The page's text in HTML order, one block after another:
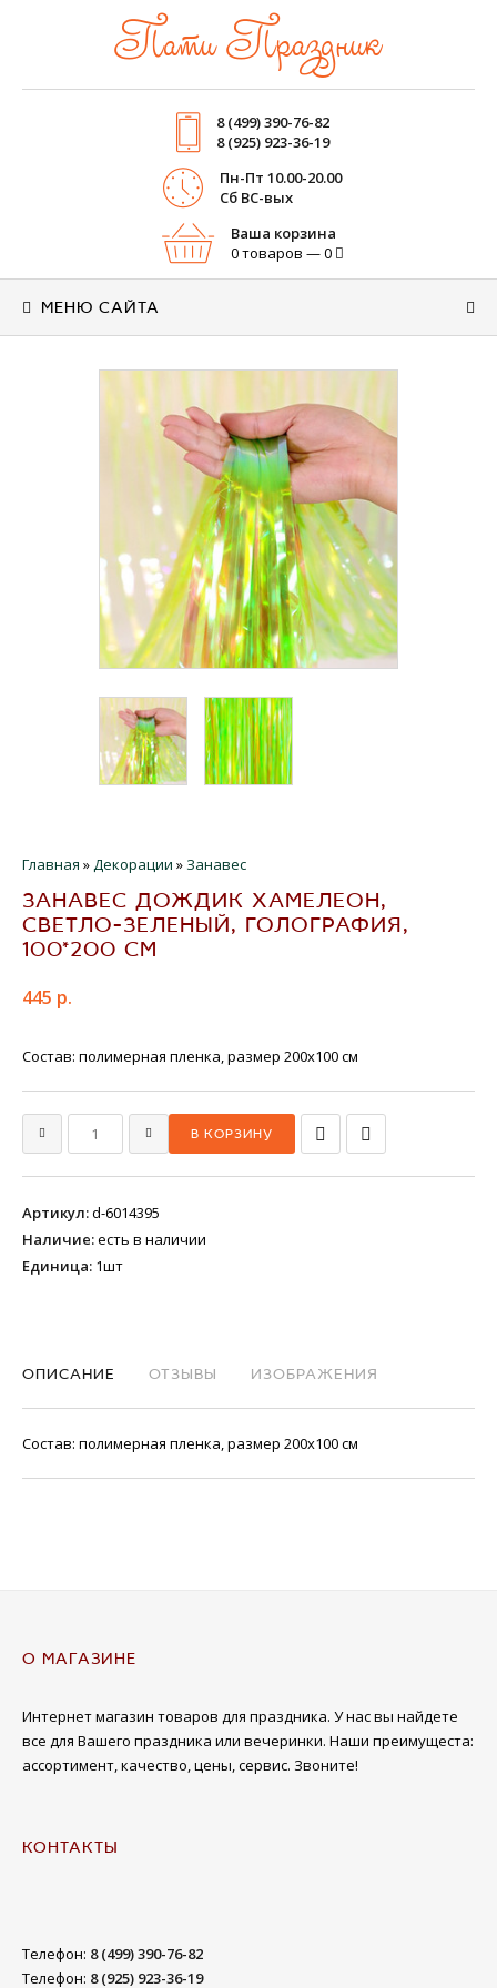
Пати Праздник
8 (499) 390-76-82
8 (925) 923-36-19
Пн-Пт 10.00-20.00
Cб ВС-вых
Ваша корзина
0 товаров — 0
МЕНЮ САЙТА
Главная »Декорации » Занавес
ЗАНАВЕС ДОЖДИК ХАМЕЛЕОН,
СВЕТЛО-ЗЕЛЕНЫЙ, ГОЛОГРАФИЯ,
100*200 СМ
445 р.
Состав: полимерная пленка, размер 200х100 см
Артикул:d-6014395
Наличие:есть в наличии
Единица: 1шт
ОПИСАНИЕ ОТЗЫВЫ ИЗОБРАЖЕНИЯ
Состав: полимерная пленка, размер 200х100 см
О МАГАЗИНЕ
Интернет магазин товаров для праздника. У нас вы найдете
все для Вашего праздника или вечеринки. Наши преимущеста:
ассортимент, качество, цены, сервис. Звоните!
КОНТАКТЫ
Телефон: 8 (499) 390-76-82
Телефон: 8 (925) 923-36-19